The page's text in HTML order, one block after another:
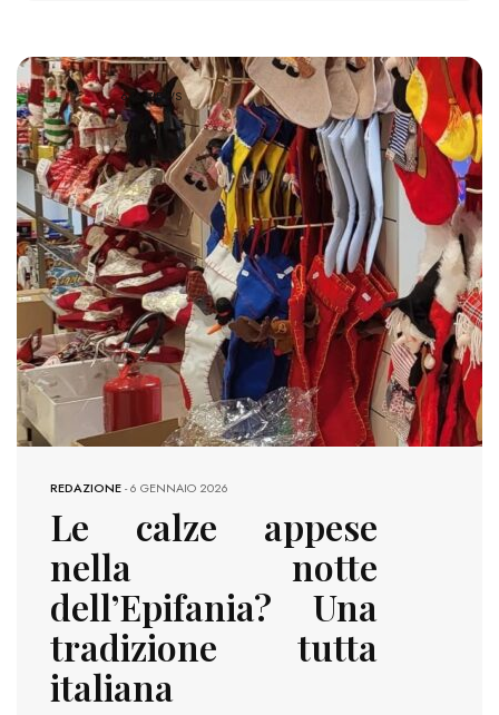
646 VIEWS
REDAZIONE-6 GENNAIO 2026
Le calze appese
nella notte
dell’Epifania? Una
tradizione tutta
italiana